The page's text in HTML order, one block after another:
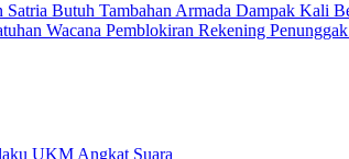
Butuh Tambahan Armada Dampak Kali
Wacana Pemblokiran Rekening